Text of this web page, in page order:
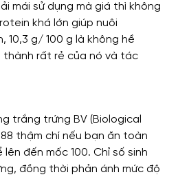
mái sử dụng mà giá thì không
khá lớn giúp nuôi
10,3 g/ 100 g là không hề
thành rất rẻ của nó và tác
trắng trứng BV (Biological
thậm chí nếu bạn ăn toàn
lên đến mốc 100. Chỉ số sinh
đồng thời phản ánh mức độ